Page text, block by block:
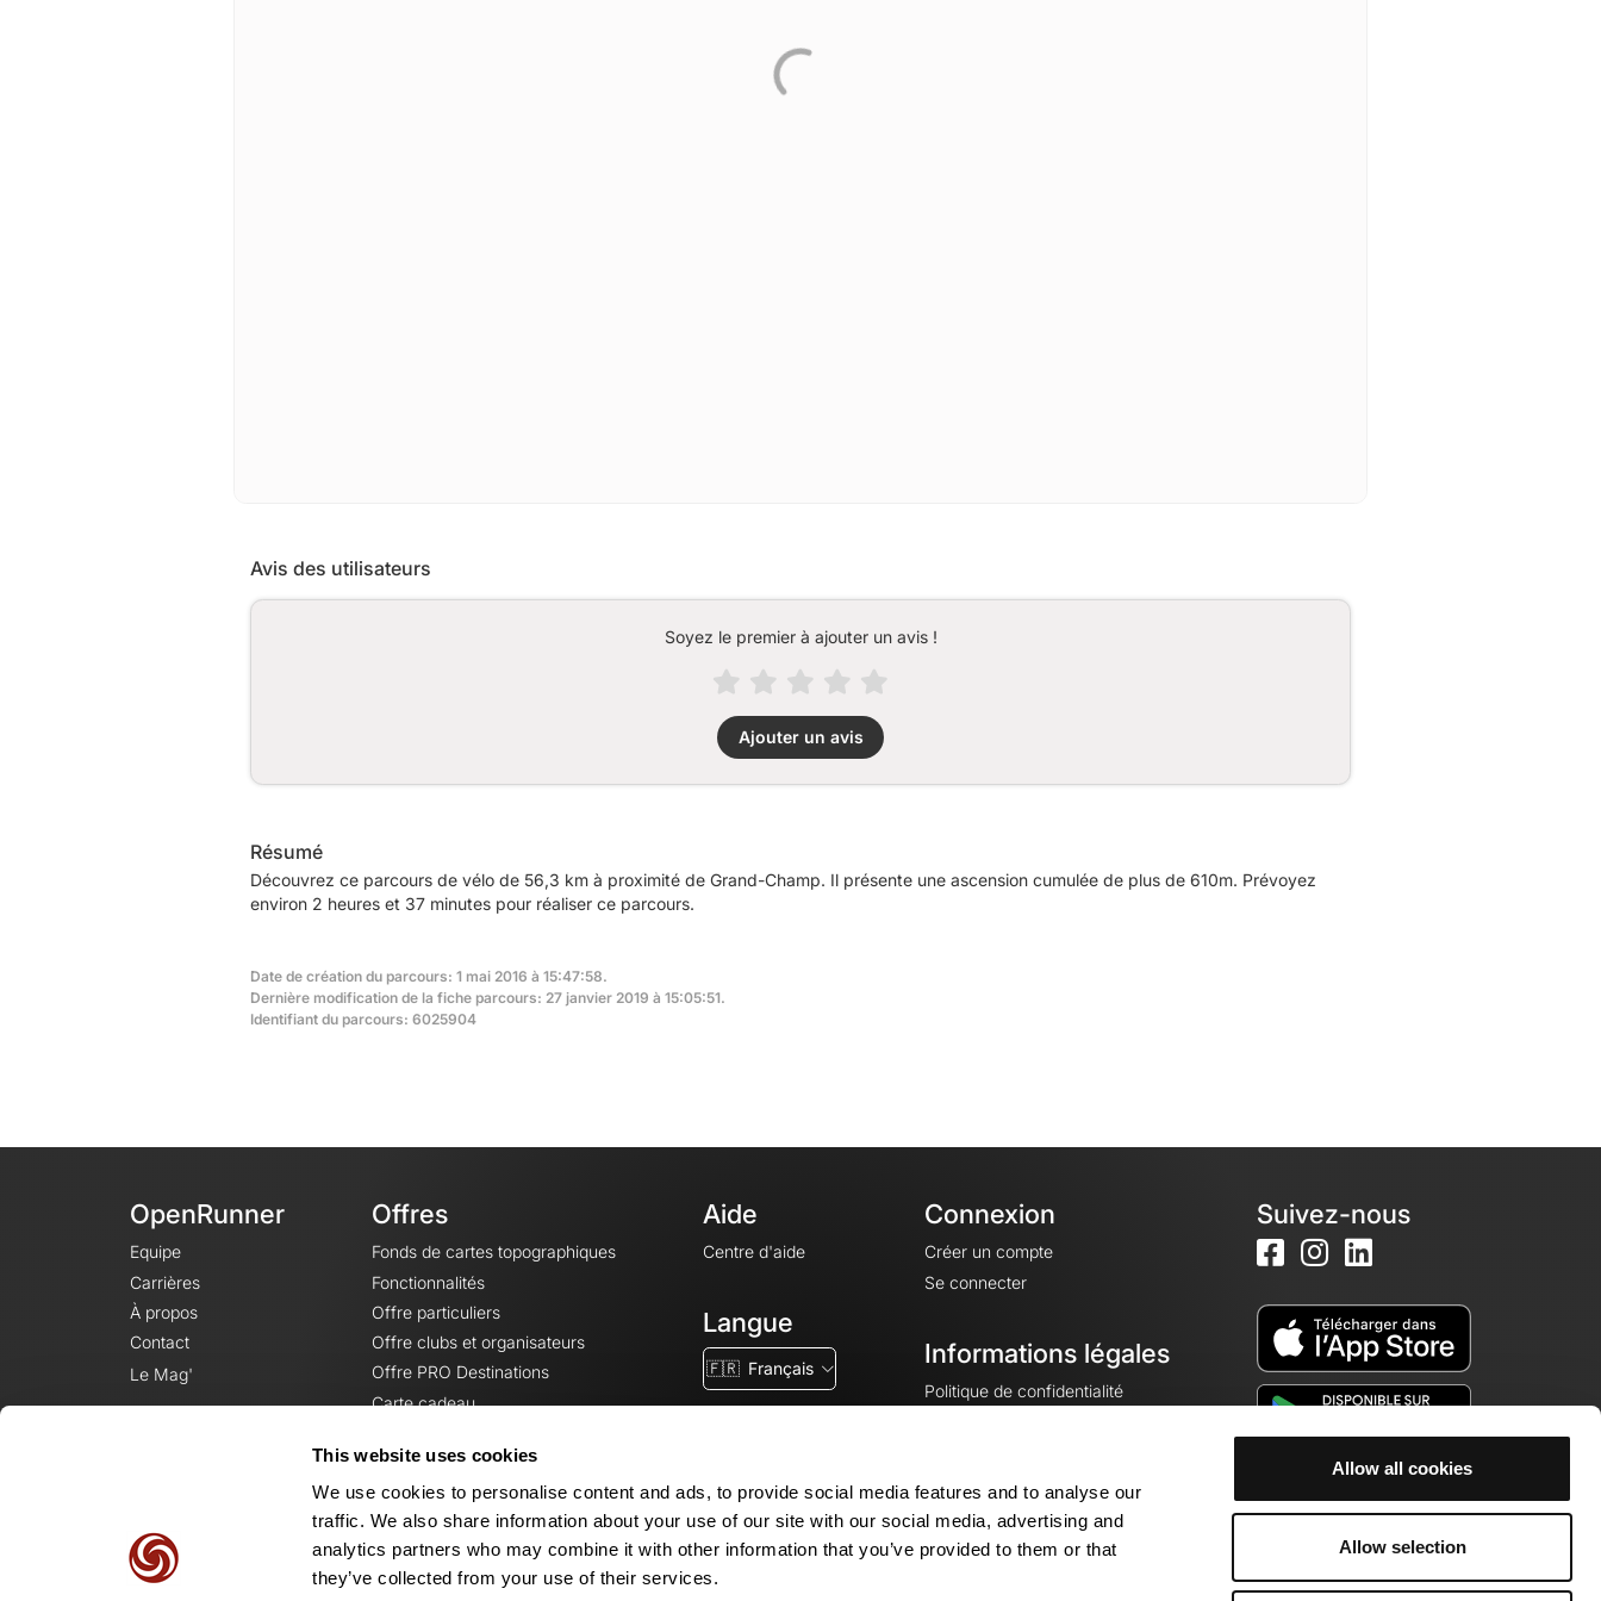
This website uses cookies
We use cookies to personalise content and ads, to provide social media features and to analyse our
traffic. We also share information about your use of our site with our social media, advertising and
analytics partners who may combine it with other information that you’ve provided to them or that
they’ve collected from your use of their services.
Allow all cookies
Allow selection
Avis des utilisateurs
Soyez le premier à ajouter un avis !
Ajouter un avis
Résumé
Découvrez ce parcours de vélo de 56,3 km à proximité de Grand-Champ. Il présente une ascension cumulée de plus de 610m. Prévoyez
environ 2 heures et 37 minutes pour réaliser ce parcours.
Date de création du parcours: 1 mai 2016 à 15:47:58.
Dernière modification de la fiche parcours: 27 janvier 2019 à 15:05:51.
Identifiant du parcours: 6025904
OpenRunner
Equipe
Carrières
À propos
Contact
Le Mag'
Offres
Fonds de cartes topographiques
Fonctionnalités
Offre particuliers
Offre clubs et organisateurs
Offre PRO Destinations
Carte cadeau
Aide
Centre d'aide
Langue
🇫🇷 Français
Connexion
Créer un compte
Se connecter
Informations légales
Politique de confidentialité
Mentions légales
Paramètres des cookies
Suivez-nous